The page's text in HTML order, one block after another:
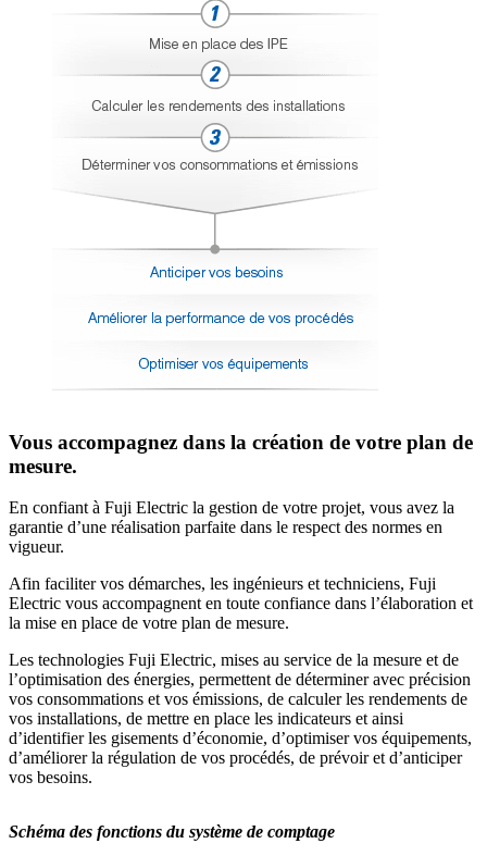
Vous accompagnez dans la création de votre plan de
mesure.
En confiant à Fuji Electric la gestion de votre projet, vous avez la
garantie d’une réalisation parfaite dans le respect des normes en
vigueur.
Afin faciliter vos démarches, les ingénieurs et techniciens, Fuji
Electric vous accompagnent en toute confiance dans l’élaboration et
la mise en place de votre plan de mesure.
Les technologies Fuji Electric, mises au service de la mesure et de
l’optimisation des énergies, permettent de déterminer avec précision
vos consommations et vos émissions, de calculer les rendements de
vos installations, de mettre en place les indicateurs et ainsi
d’identifier les gisements d’économie, d’optimiser vos équipements,
d’améliorer la régulation de vos procédés, de prévoir et d’anticiper
vos besoins.
Schéma des fonctions du système de comptage